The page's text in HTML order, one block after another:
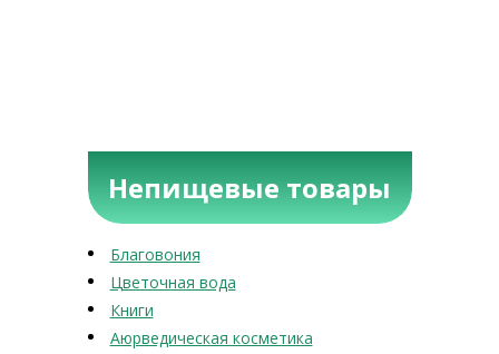
Непищевые товары
Благовония
Цветочная вода
Книги
Аюрведическая косметика